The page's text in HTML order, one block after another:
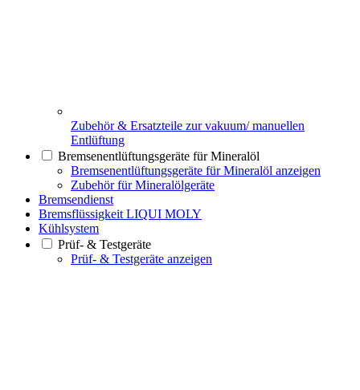
Zubehör & Ersatzteile zur vakuum/ manuellen
Entlüftung
Bremsenentlüftungsgeräte für Mineralöl
Bremsenentlüftungsgeräte für Mineralöl anzeigen
Zubehör für Mineralölgeräte
Bremsendienst
Bremsflüssigkeit LIQUI MOLY
Kühlsystem
Prüf- & Testgeräte
Prüf- & Testgeräte anzeigen